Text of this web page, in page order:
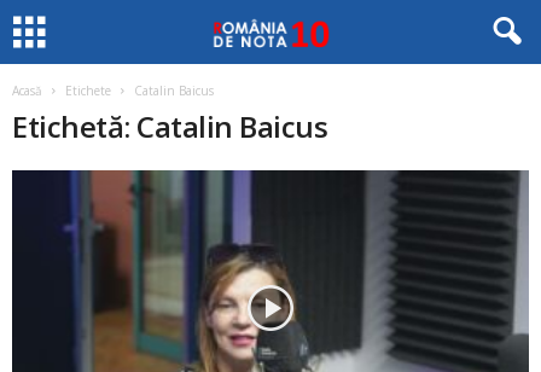
Acasă Etichete Catalin Baicus
Etichetă: Catalin Baicus